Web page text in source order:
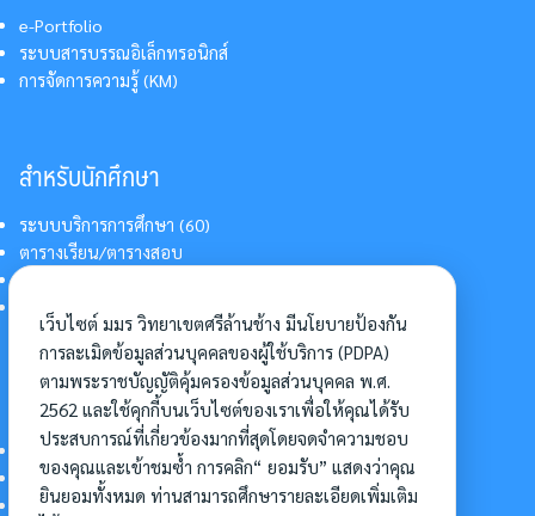
e-Portfolio
ระบบสารบรรณอิเล็กทรอนิกส์
การจัดการความรู้ (KM)
สำหรับนักศึกษา
ระบบบริการการศึกษา (60)
ตารางเรียน/ตารางสอบ
การแต่งกายนักศึกษา
อื่นๆ
การเข้าศึกษาต่อ
ดาวน์โหลดแบบฟอร์ม
การบริหารจัดการโครงการ
เว็บไซต์ มมร วิทยาเขตศรีล้านช้าง มีนโยบายป้องกัน
การละเมิดข้อมูลส่วนบุคคลของผู้ใช้บริการ (PDPA)
ตามพระราชบัญญัติคุ้มครองข้อมูลส่วนบุคคล พ.ศ.
2562 และใช้คุกกี้บนเว็บไซต์ของเราเพื่อให้คุณได้รับ
ประสบการณ์ที่เกี่ยวข้องมากที่สุดโดยจดจำความชอบ
ของคุณและเข้าชมซ้ำ การคลิก“ ยอมรับ” แสดงว่าคุณ
ยินยอมทั้งหมด ท่านสามารถศึกษารายละเอียดเพิ่มเติม